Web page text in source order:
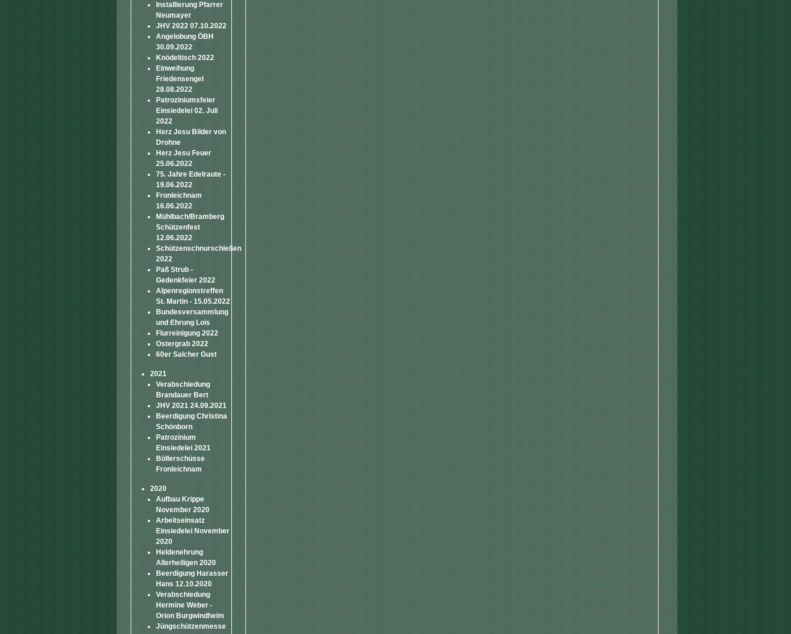
Installierung Pfarrer
Neumayer
JHV 2022 07.10.2022
Angelobung ÖBH
30.09.2022
Knödeltisch 2022
Einweihung
Friedensengel
28.08.2022
Patroziniumsfeier
Einsiedelei 02. Juli
2022
Herz Jesu Bilder von
Drohne
Herz Jesu Feuer
25.06.2022
75. Jahre Edelraute -
19.06.2022
Fronleichnam
16.06.2022
Mühlbach/Bramberg
Schützenfest
12.06.2022
Schützenschnurschießen
2022
Paß Strub -
Gedenkfeier 2022
Alpenregionstreffen
St. Martin - 15.05.2022
Bundesversammlung
und Ehrung Lois
Flurreinigung 2022
Ostergrab 2022
60er Salcher Gust
2021
Verabschiedung
Brandauer Bert
JHV 2021 24.09.2021
Beerdigung Christina
Schönborn
Patrozinium
Einsiedelei 2021
Böllerschüsse
Fronleichnam
2020
Aufbau Krippe
November 2020
Arbeitseinsatz
Einsiedelei November
2020
Heldenehrung
Allerheiligen 2020
Beerdigung Harasser
Hans 12.10.2020
Verabschiedung
Hermine Weber -
Orion Burgwindheim
Jüngschützenmesse